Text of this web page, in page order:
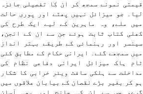
قیمتی نمونے سمجھ کر ان کا تفصیلی جائزہ
لیا۔ جو میزائل نہیں پھٹے اور پوری حالت
میں ملے، وہ ماہرین کے لیے ایک طرح کی
کھلی کتاب ثابت ہوئے جن سے ان کے انجن،
سینسر اور رہنمائی کے طریقے بہتر انداز
میں سمجھے گئے۔ ایرانی حکام کے مطابق کئی
ٹام ہاک میزائل ایرانی دفاعی نظام کی
مداخلت سے ہلکی سافٹ ویئر خرابی کا شکار
ہو کر بغیر بڑے نقصان کے بیابان علاقوں میں
گرے، جس سے ان کی جانچ اور بھی آسان